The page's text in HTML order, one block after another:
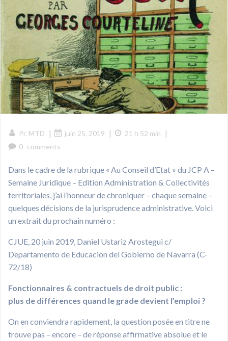
Pr. MTD | juin 25, 2019 | 21 h 52 min |
0 comments
Dans le cadre de la rubrique « Au Conseil d’Etat » du JCP A –
Semaine Juridique – Edition Administration & Collectivités
territoriales, j’ai l’honneur de chroniquer – chaque semaine –
quelques décisions de la jurisprudence administrative. Voici
un extrait du prochain numéro :
CJUE, 20 juin 2019, Daniel Ustariz Arostegui c/
Departamento de Educacion del Gobierno de Navarra (C-
72/18)
Fonctionnaires & contractuels de droit public :
plus de différences quand le grade devient l’emploi ?
On en conviendra rapidement, la question posée en titre ne
trouve pas – encore – de réponse affirmative absolue et le